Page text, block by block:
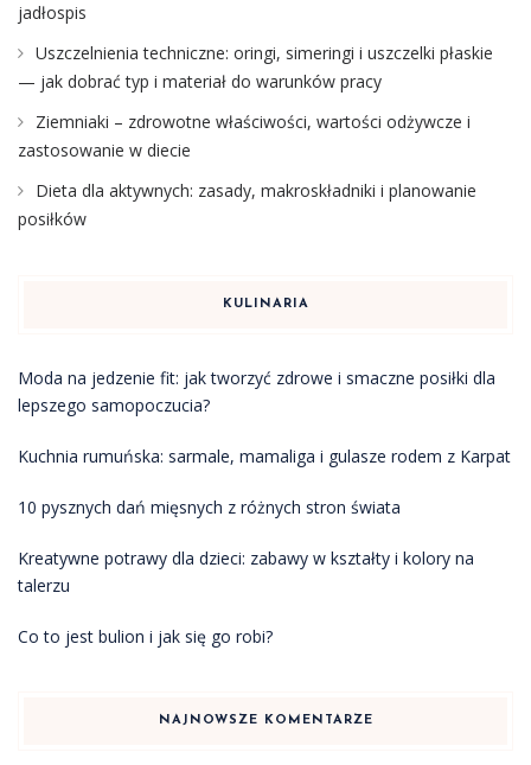
jadłospis
Uszczelnienia techniczne: oringi, simeringi i uszczelki płaskie
— jak dobrać typ i materiał do warunków pracy
Ziemniaki – zdrowotne właściwości, wartości odżywcze i
zastosowanie w diecie
Dieta dla aktywnych: zasady, makroskładniki i planowanie
posiłków
KULINARIA
Moda na jedzenie fit: jak tworzyć zdrowe i smaczne posiłki dla
lepszego samopoczucia?
Kuchnia rumuńska: sarmale, mamaliga i gulasze rodem z Karpat
10 pysznych dań mięsnych z różnych stron świata
Kreatywne potrawy dla dzieci: zabawy w kształty i kolory na
talerzu
Co to jest bulion i jak się go robi?
NAJNOWSZE KOMENTARZE